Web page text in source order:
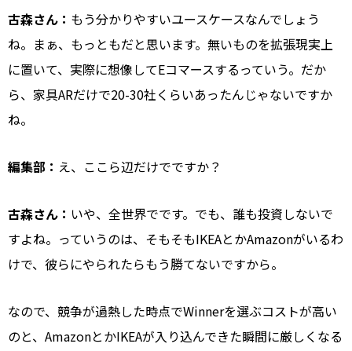
古森さん： もう分かりやすいユースケースなんでしょう
ね。まぁ、もっともだと思います。無いものを拡張現実上
に置いて、実際に想像してEコマースするっていう。だか
ら、家具ARだけで20-30社くらいあったんじゃないですか
ね。
編集部： え、ここら辺だけでですか？
古森さん： いや、全世界でです。でも、誰も投資しないで
すよね。っていうのは、そもそもIKEAとかAmazonがいるわ
けで、彼らにやられたらもう勝てないですから。
なので、競争が過熱した時点でWinnerを選ぶコストが高い
のと、AmazonとかIKEAが入り込んできた瞬間に厳しくなる